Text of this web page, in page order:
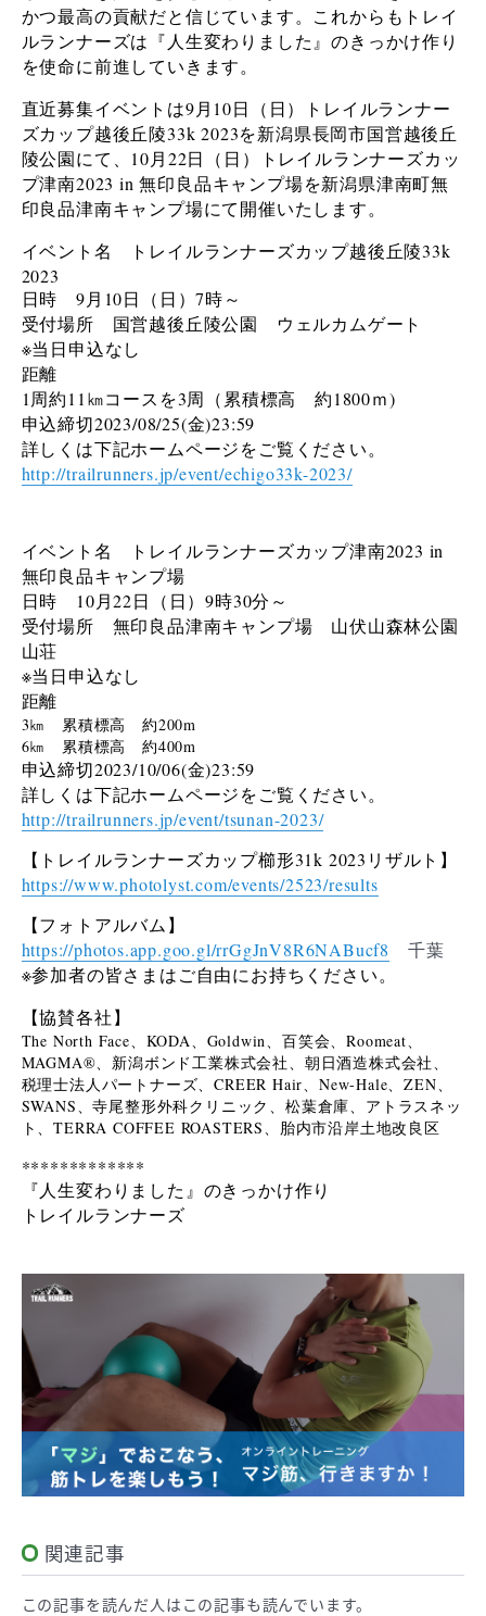
かつ最高の貢献だと信じています。これからもトレイ
ルランナーズは『人生変わりました』のきっかけ作り
を使命に前進していきます。
直近募集イベントは9月10日（日）トレイルランナー
ズカップ越後丘陵33k 2023を新潟県長岡市国営越後丘
陵公園にて、10月22日（日）トレイルランナーズカッ
プ津南2023 in 無印良品キャンプ場を新潟県津南町無
印良品津南キャンプ場にて開催いたします。
イベント名
トレイルランナーズカップ越後丘陵33k
2023
日時 9月10日（日）7時～
受付場所 国営越後丘陵公園 ウェルカムゲート
※当日申込なし
距離
1周約11㎞コースを3周（累積標高 約1800ｍ)
申込締切2023/08/25(金)23:59
詳しくは下記ホームページをご覧ください。
http://trailrunners.jp/event/echigo33k-2023/
イベント名
トレイルランナーズカップ津南2023 in
無印良品キャンプ場
日時 10月22日（日）9時30分～
受付場所 無印良品津南キャンプ場 山伏山森林公園
山荘
※当日申込なし
距離
3㎞ 累積標高 約200m
6㎞ 累積標高 約400m
申込締切2023/10/06(金)23:59
詳しくは下記ホームページをご覧ください。
http://trailrunners.jp/event/tsunan-2023/
【トレイルランナーズカップ櫛形31k 2023リザルト】
https://www.photolyst.com/events/2523/results
【フォトアルバム】
https://photos.app.goo.gl/rrGgJnV8R6NABucf8 千葉
※参加者の皆さまはご自由にお持ちください。
【協賛各社】
The North Face、KODA、Goldwin、百笑会、Roomeat、
MAGMA®、新潟ボンド工業株式会社、朝日酒造株式会社、
税理士法人パートナーズ、CREER Hair、New-Hale、ZEN、
SWANS、寺尾整形外科クリニック、松葉倉庫、アトラスネッ
ト、TERRA COFFEE ROASTERS、胎内市沿岸土地改良区
*************
『人生変わりました』のきっかけ作り
トレイルランナーズ
関連記事
この記事を読んだ人は この記事も読んでいます。